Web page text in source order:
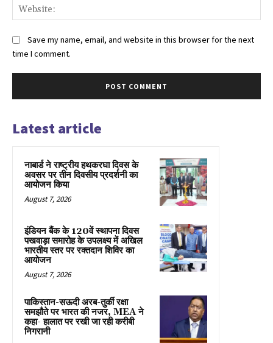
Save my name, email, and website in this browser for the next
time I comment.
Latest article
नाबार्ड ने राष्ट्रीय हथकरघा दिवस के
अवसर पर तीन दिवसीय प्रदर्शनी का
आयोजन किया
August 7, 2026
इंडियन बैंक के 120वें स्थापना दिवस
पखवाड़ा समारोह के उपलक्ष्य में अखिल
भारतीय स्तर पर रक्तदान शिविर का
आयोजन
August 7, 2026
पाकिस्तान-सऊदी अरब-तुर्की रक्षा
समझौते पर भारत की नजर, MEA ने
कहा- हालात पर रखी जा रही करीबी
निगरानी